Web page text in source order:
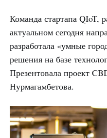
Команда стартапа QIoT,
актуальном сегодня
разработала «умные
решения на базе
Презентовала проект
Нурмагамбетова.